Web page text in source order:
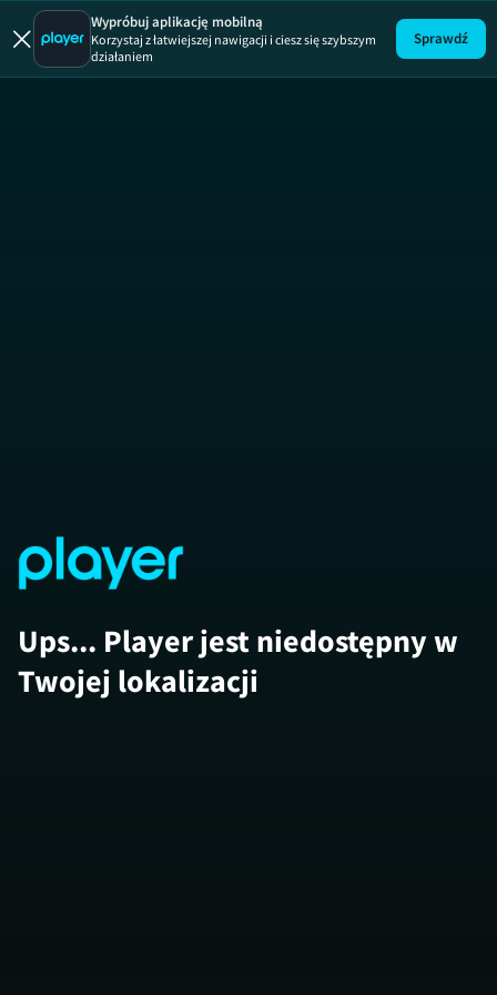
Wypróbuj aplikację mobilną
Korzystaj z łatwiejszej nawigacji i ciesz się szybszym
działaniem
Sprawdź
Ups... Player jest niedostępny w
Twojej lokalizacji